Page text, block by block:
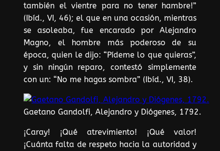
también el vientre para no tener hambre!”
(Ibíd., VI, 46); el que en una ocasión, mientras
se asoleaba, fue encarado por Alejandro
Magno, el hombre más poderoso de su
época, quien le dijo: “Pídeme lo que quieras”,
y sin ningún reparo, contestó simplemente
con un: “No me hagas sombra” (Ibíd., VI, 38).
Gaetano Gandolfi, Alejandro y Diógenes, 1792.
¡Caray! ¡Qué atrevimiento! ¡Qué valor!
¡Cuánta falta de respeto hacia la autoridad y